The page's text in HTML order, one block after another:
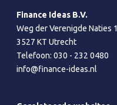
Finance Ideas B.V.
Weg der Verenigde Naties 1
3527 KT Utrecht
Telefoon:030 - 232 0480
info@finance-ideas.nl